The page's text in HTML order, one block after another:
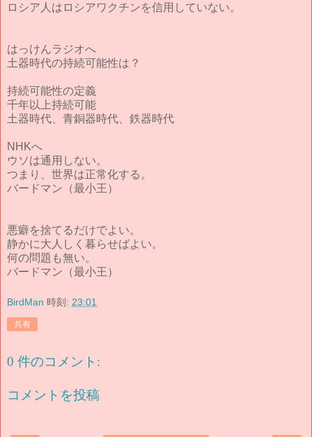
ロシア人はロシアワクチンを信用していない。
はっけんラジオへ
土器時代の持続可能性は？
持続可能性の定義
千年以上持続可能
土器時代、青銅器時代、鉄器時代
NHKへ
ウソは通用しない。
つまり、世界は正常化する。
バードマン（最小王）
悪癖を捨てるだけでよい。
静かに大人しく暮らせばよい。
何の問題も無い。
バードマン（最小王）
BirdMan 時刻: 23:01
共有
0 件のコメント:
コメントを投稿